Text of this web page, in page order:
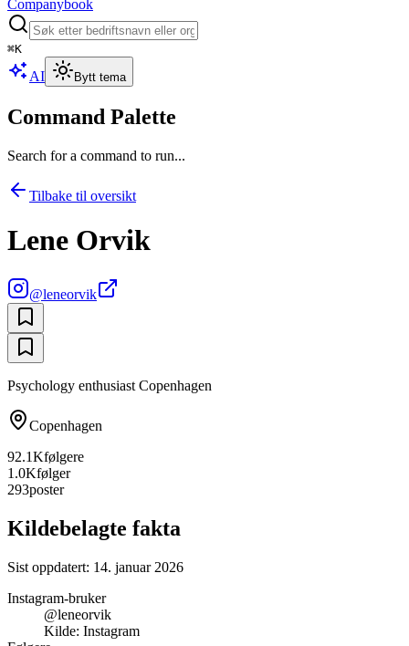
Companybook
⌘K
AI Bytt tema
Command Palette
Search for a command to run...
Tilbake til oversikt
Lene Orvik
@leneorvik
Psychology enthusiast Copenhagen
Copenhagen
92.1Kfølgere
1.0Kfølger
293poster
Kildebelagte fakta
Sist oppdatert: 14. januar 2026
Instagram-bruker
@leneorvik
Kilde: Instagram